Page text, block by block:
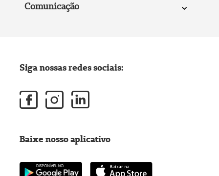
Comunicação
Siga nossas redes sociais:
Baixe nosso aplicativo